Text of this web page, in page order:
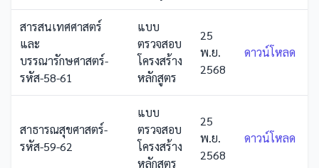
สารสนเทศศาสตร์
และ
บรรณารักษศาสตร์-
รหัส-58-61
แบบ
ตรวจสอบ
โครงสร้าง
หลักสูตร
25
พ.ย.
2568
ดาวน์โหลด
สาธารณสุขศาสตร์-
รหัส-59-62
แบบ
ตรวจสอบ
โครงสร้าง
หลักสูตร
25
พ.ย.
2568
ดาวน์โหลด